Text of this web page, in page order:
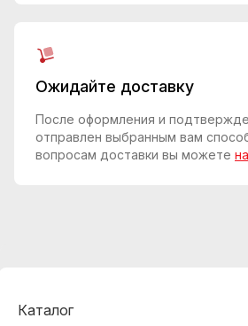
Ожидайте доставку
После оформления и
отправлен выбранным вам
вопросам доставки вы можете
Каталог